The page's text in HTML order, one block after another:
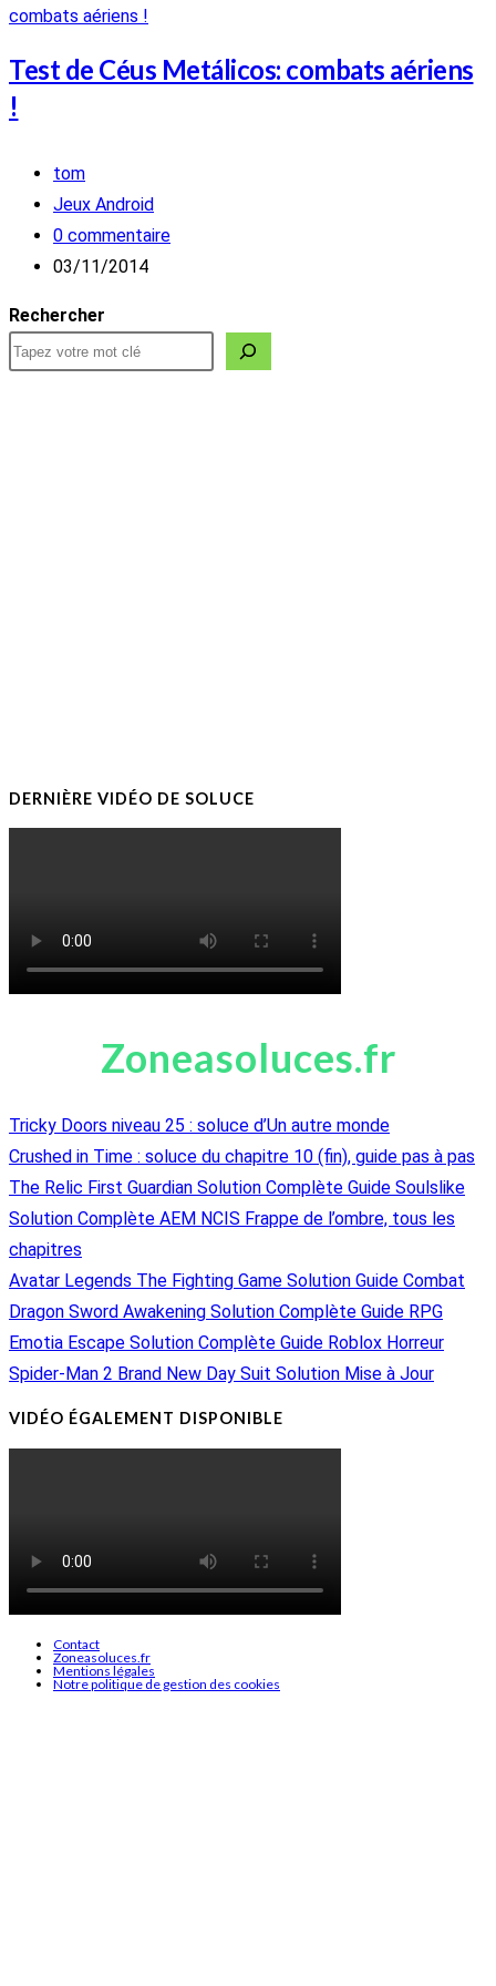
Test de Céus Metálicos: combats aériens
!
Auteur/autrice
de
la
publication :
tom
Post
category:
Jeux Android
Commentaires
de
publication :
0 commentaire
Publication
03/11/2014
Rechercher
DERNIÈRE VIDÉO DE SOLUCE
Zoneasoluces.fr
Tricky Doors niveau 25 : soluce d’Un autre monde
Crushed in Time : soluce du chapitre 10 (fin), guide pas à pas
The Relic First Guardian Solution Complète Guide Soulslike
Solution Complète AEM NCIS Frappe de l’ombre, tous les
chapitres
Avatar Legends The Fighting Game Solution Guide Combat
Dragon Sword Awakening Solution Complète Guide RPG
Emotia Escape Solution Complète Guide Roblox Horreur
Spider-Man 2 Brand New Day Suit Solution Mise à Jour
VIDÉO ÉGALEMENT DISPONIBLE
Contact
Zoneasoluces.fr
Mentions légales
Notre politique de gestion des cookies